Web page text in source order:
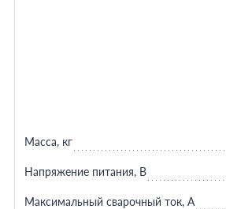
Масса, кг
Напряжение питания, В
Максимальный сварочный ток, А